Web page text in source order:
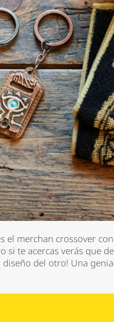
el merchan crossover
si te acercas verás que
del otro! Una